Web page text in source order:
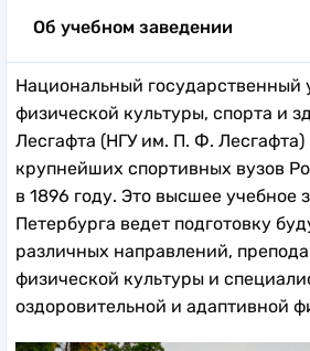
Об учебном заведении
Национальный государственный
физической культуры, спорта и
Лесгафта (НГУ им. П. Ф. Лесгафта)
крупнейших спортивных вузов
в 1896 году. Это высшее учебное
Петербурга ведет подготовку
различных направлений,
физической культуры и
оздоровительной и адаптивной